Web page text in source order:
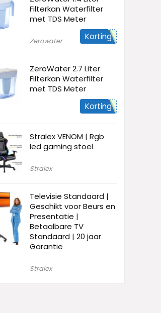
Filterkan Waterfilter
met TDS Meter
Zerowater Korting
ZeroWater 2.7 Liter
Filterkan Waterfilter
met TDS Meter
Korting
Stralex VENOM | Rgb
led gaming stoel
Stralex
Televisie Standaard |
Geschikt voor Beurs en
Presentatie |
Betaalbare TV
Standaard | 20 jaar
Garantie
Stralex